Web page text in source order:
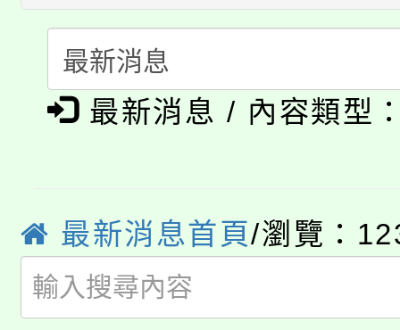
代理(課)教師甄選結果(
轉知中國文化大學推廣
《TA101》溝通分析基
系所師生報名參加。
淨零綠生活教案入校路
會
115年食農教育專業人
學籍身 分審查程序及
版
淨零綠領人才培育課程
公告本校115學年度第
代理(課)教師甄選結果(
「2026金融保險知識
最新消息 / 內容類型
最新消息首頁/瀏覽：